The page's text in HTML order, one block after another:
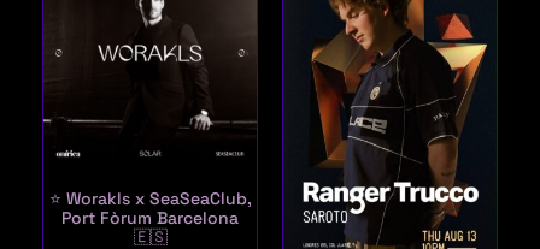
⭐ Worakls x SeaSeaClub,
Port Fòrum Barcelona
🇪🇸